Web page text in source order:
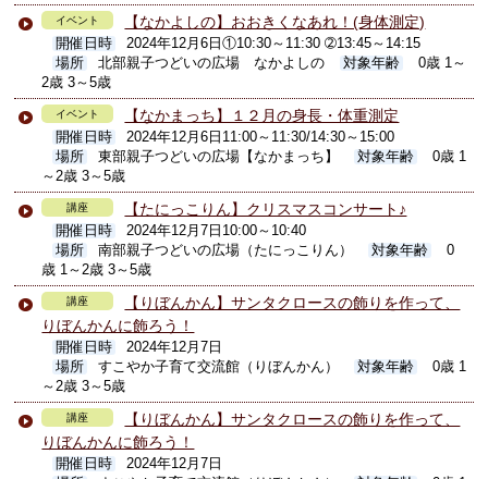
イベント 【なかよしの】おおきくなあれ！(身体測定)
開催日時
2024年12月6日①10:30～11:30 ➁13:45～14:15
場所
北部親子つどいの広場 なかよしの 対象年齢
0歳 1～
2歳 3～5歳
イベント 【なかまっち】１２月の身長・体重測定
開催日時
2024年12月6日11:00～11:30/14:30～15:00
場所
東部親子つどいの広場【なかまっち】 対象年齢
0歳 1
～2歳 3～5歳
講座 【たにっこりん】クリスマスコンサート♪
開催日時
2024年12月7日10:00～10:40
場所
南部親子つどいの広場（たにっこりん） 対象年齢
0
歳 1～2歳 3～5歳
講座
【りぼんかん】サンタクロースの飾りを作って、
りぼんかんに飾ろう！
開催日時
2024年12月7日
場所
すこやか子育て交流館（りぼんかん） 対象年齢
0歳 1
～2歳 3～5歳
講座
【りぼんかん】サンタクロースの飾りを作って、
りぼんかんに飾ろう！
開催日時
2024年12月7日